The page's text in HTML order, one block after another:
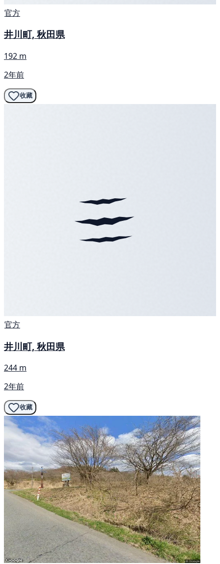
官方
井川町, 秋田県
192 m
2年前
收藏
官方
井川町, 秋田県
244 m
2年前
收藏